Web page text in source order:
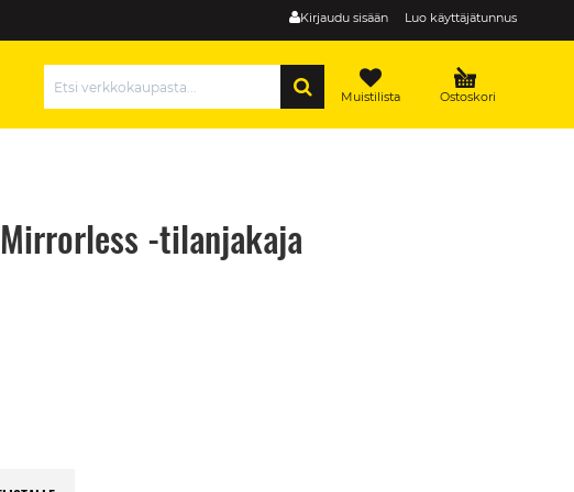
Kirjaudu sisään Luo käyttäjätunnus
Ostoskori
Muistilista
-tilanjakaja